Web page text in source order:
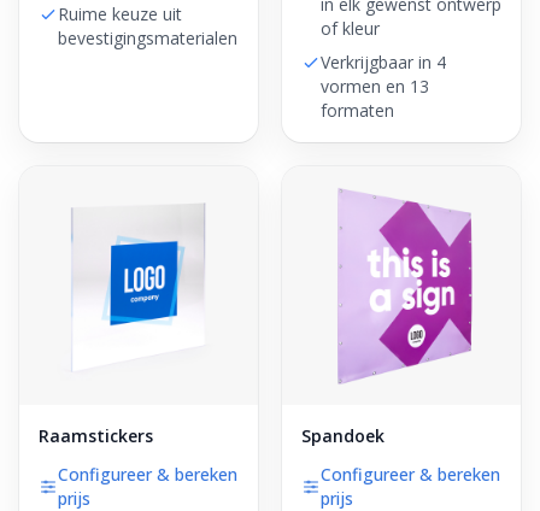
Ruime keuze uit
bevestigingsmaterialen
of kleur
Verkrijgbaar in 4
vormen en 13
formaten
Raamstickers
Configureer & bereken
prijs
Spandoek
Configureer & bereken
prijs